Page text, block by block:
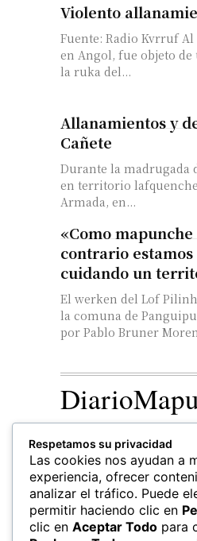
Violento
Fuente: Radio Kvrruf Al amanecer de esta jornada, el Lof Newen Lewfu
en Angol, fue objeto
la ruka del...
Allanamientos y
Cañete
Durante la madrugada
en territorio
Armada, en...
«Como
contrario
cuidando un
El werken del Lof
la comuna de
por Pablo Bruner
Respetamos su privacidad
Las cookies nos ayudan a
experiencia, ofrecer
analizar el tráfico. Puede
permitir haciendo clic en
clic en Aceptar Todo para